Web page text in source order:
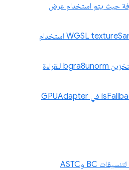
حيث يتم استخدام عرض
تتيح الدالة WGSL textureSampleLevel استخدام
إيقاف استخدام نسيج التخزين bgra8unorm للقراءة
إتاحة بنية ثلاثية الأبعاد لتنسيقات BC وASTC